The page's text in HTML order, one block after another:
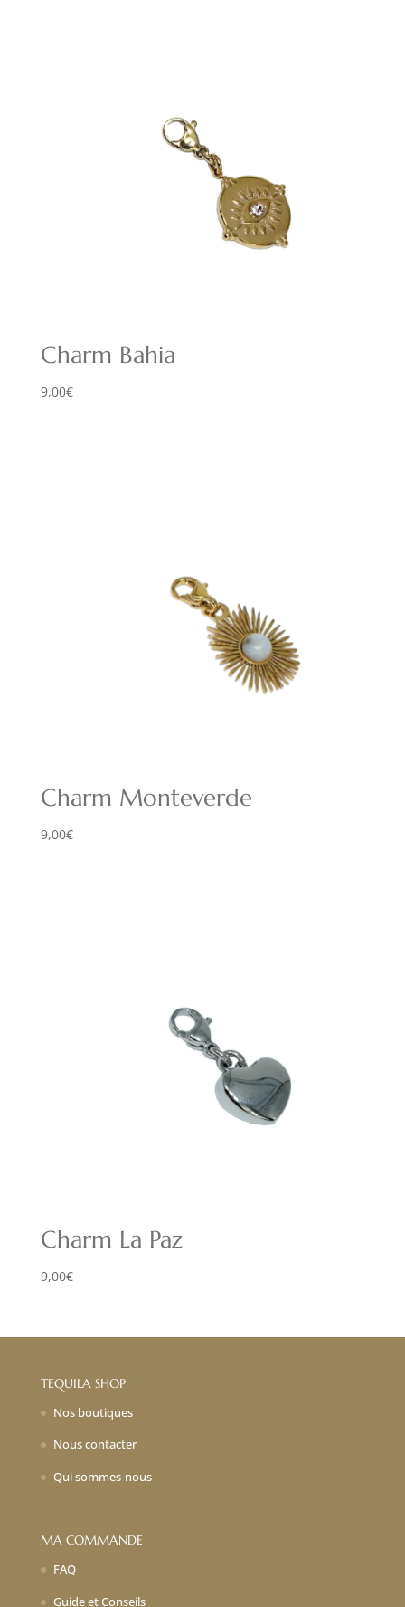
Charm Bahia
9,00€
Charm Monteverde
9,00€
Charm La Paz
9,00€
TEQUILA SHOP
Nos boutiques
Nous contacter
Qui sommes-nous
MA COMMANDE
FAQ
Guide et Conseils